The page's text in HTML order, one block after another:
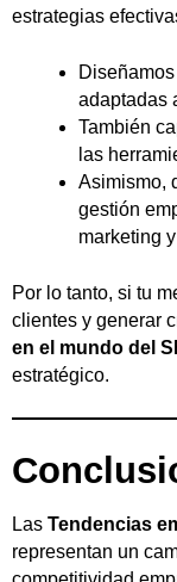
estrategias
Diseñamos
adaptadas
También
las
Asimismo,
gestión
marketing
Por lo tanto, si tu
clientes y generar
en el mundo del
estratégico.
Las Tendencias
representan un